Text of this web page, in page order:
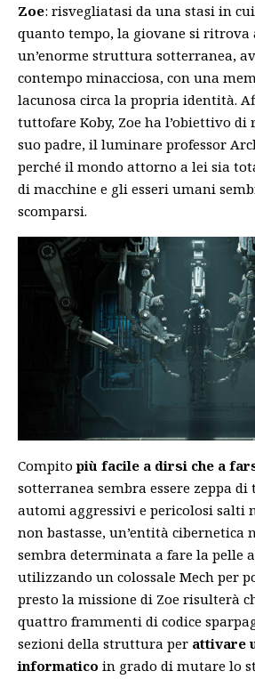
Zoe: risvegliatasi da una stasi in
quanto tempo, la giovane si ritrova
un’enorme struttura sotterranea,
contempo minacciosa, con una
lacunosa circa la propria identità.
tuttofare Koby, Zoe ha l’obiettivo di
suo padre, il luminare professor
perché il mondo attorno a lei sia
di macchine e gli esseri umani
scomparsi.
Compitopiù facile a dirsi che a
sotterranea sembra essere zeppa
automi aggressivi e pericolosi salti
non bastasse, un’entità cibernetica
sembra determinata a fare la pelle
utilizzando un colossale Mech per
presto la missione di Zoe risulterà
quattro frammenti di codice
sezioni della struttura per attivare
informatico in grado di mutare lo